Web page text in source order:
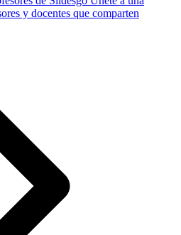
y docentes que comparten